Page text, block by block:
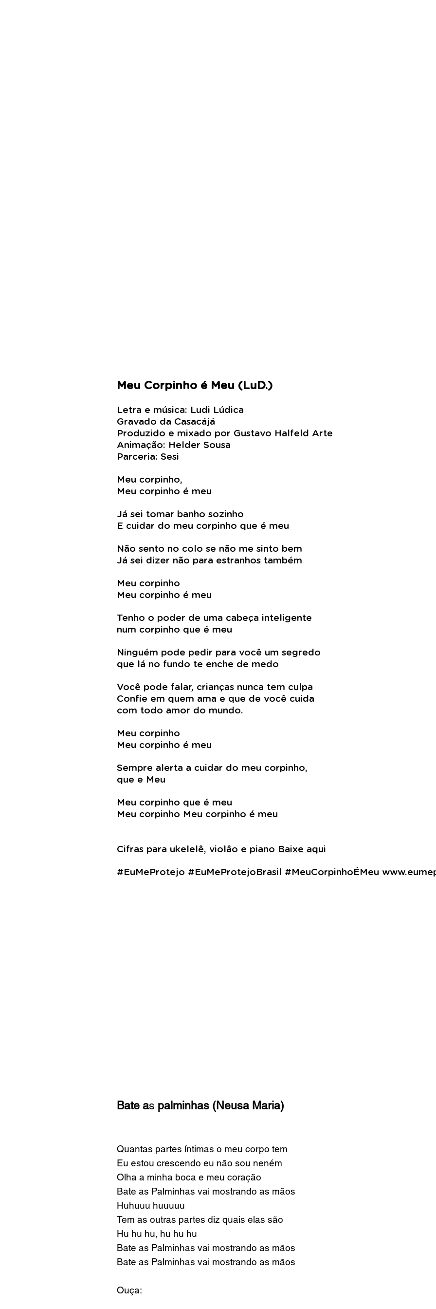
Meu Corpinho é Meu (LuD.)
Letra e música: Ludi Lúdica
Gravado da Casacájá
Produzido e mixado por Gustavo Halfeld Arte
Animação: Helder Sousa
Parceria: Sesi
Meu corpinho,
Meu corpinho é meu
Já sei tomar banho sozinho
E cuidar do meu corpinho que é meu
Não sento no colo se não me sinto bem
Já sei dizer não para estranhos também
Meu corpinho
Meu corpinho é meu
Tenho o poder de uma cabeça inteligente
num corpinho que é meu
Ninguém pode pedir para você um segredo
que lá no fundo te enche de medo
Você pode falar, crianças nunca tem culpa
Confie em quem ama e que de você cuida
com todo amor do mundo.
Meu corpinho
Meu corpinho é meu
Sempre alerta a cuidar do meu corpinho,
que e Meu
Meu corpinho que é meu
Meu corpinho Meu corpinho é meu
Cifras para ukelelê, violâo e piano Baixe aqui
#EuMeProtejo #EuMeProtejoBrasil #MeuCorpinhoÉMeu
Bate as palminhas (Neusa Maria)
Quantas partes íntimas o meu corpo tem
Eu estou crescendo eu não sou neném
Olha a minha boca e meu coração
Bate as Palminhas vai mostrando as mãos
Huhuuu huuuuu
Tem as outras partes diz quais elas são
Hu hu hu, hu hu hu
Bate as Palminhas vai mostrando as mãos
Bate as Palminhas vai mostrando as mãos
Ouça: